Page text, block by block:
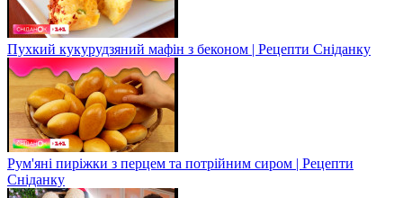
Пухкий кукурудзяний мафін з беконом | Рецепти Сніданку
Рум'яні пиріжки з перцем та потрійним сиром | Рецепти
Сніданку